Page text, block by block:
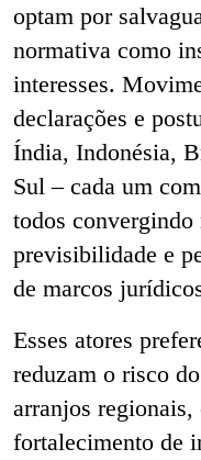
optam por
normativa como
interesses.
declarações e
Índia, Indonésia,
Sul – cada um
todos
previsibilidade e
de marcos
Esses atores
reduzam o risco
arranjos
fortalecimento de